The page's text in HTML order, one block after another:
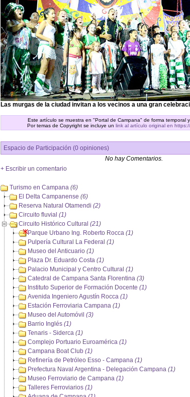
Las murgas de la ciudad invitan a los vecinos a una gran
Este artículo se muestra en "Portal de Campana" de forma temporal
Por temas de Copyright se incluye un link al artículo original en
Espacio de Participación (0 opiniones)
No hay Comentarios.
+ Escribir un comentario
Turismo en Campana (6)
El Delta Campanense (6)
Reserva Natural Otamendi (2)
Circuito fluvial (1)
Circuito Histórico Cultural (21)
Parque Urbano Ing. Roberto Rocca (1)
Pulpería Cultural La Federal (1)
Museo del Anticuario (1)
Plaza Dr. Eduardo Costa (1)
Palacio Municipal y Centro Cultural (1)
Catedral de Campana Santa Florentina (3)
Instituto Superior de Formación Docente (1)
Avenida Ingeniero Agustín Rocca (1)
Estación Ferroviaria Campana (1)
Museo del Automóvil (3)
Barrio Inglés (1)
Tenaris - Siderca (1)
Complejo Portuario Euroamérica (1)
Campana Boat Club (1)
Refinería de Petróleo Esso - Campana (1)
Prefectura Naval Argentina - Delegación Campana (1)
Museo Ferroviario de Campana (1)
Talleres Ferroviarios (1)